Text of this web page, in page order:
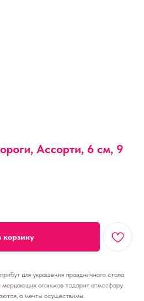
Ассорти, 6 см, 9
корзину
для украшения праздничного стола
мерцающих огоньков подарит атмосферу
а мечты осуществимы.